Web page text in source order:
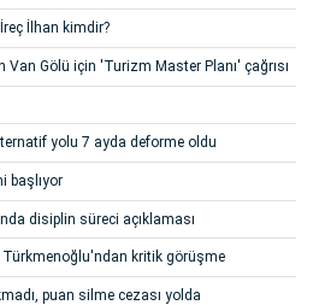
İlhan kimdir?
Gölü için 'Turizm Master Planı' çağrısı
yolu 7 ayda deforme oldu
başlıyor
disiplin süreci açıklaması
Türkmenoğlu'ndan kritik görüşme
puan silme cezası yolda